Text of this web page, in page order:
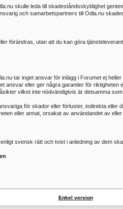
skulle leda till skadeståndsskyldighet
och samarbetspartners till Odla.nu
förändras, utan att du kan göra
tar inget ansvar för inlägg i Forumet ej
ansvar eller ger några garantier för riktigheten
vilket inte nödvändigtvis är detsamma
för skador eller förluster, indirekta eller
eller annat, orsakat av användandet av
svensk rätt och tvist i anledning av dem
Enkel version